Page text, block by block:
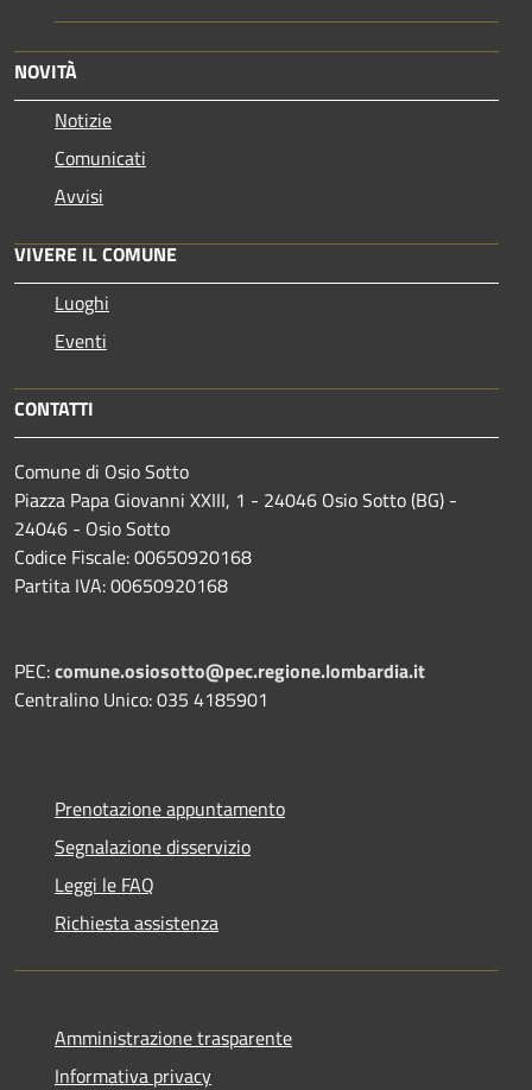
NOVITÀ
Notizie
Comunicati
Avvisi
VIVERE IL COMUNE
Luoghi
Eventi
CONTATTI
Comune di Osio Sotto
Piazza Papa Giovanni XXIII, 1 - 24046 Osio Sotto (BG) -
24046 - Osio Sotto
Codice Fiscale: 00650920168
Partita IVA: 00650920168
PEC:comune.osiosotto@pec.regione.lombardia.it
Centralino Unico: 035 4185901
Prenotazione appuntamento
Segnalazione disservizio
Leggi le FAQ
Richiesta assistenza
Amministrazione trasparente
Informativa privacy